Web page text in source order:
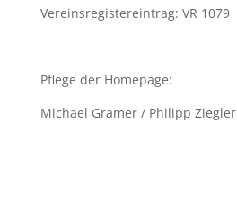
Vereinsregistereintrag: VR 1079
Pflege der Homepage:
Michael Gramer / Philipp Ziegler